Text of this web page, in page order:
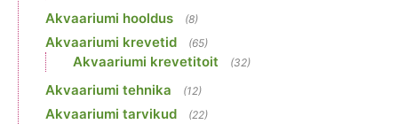
Akvaariumi hooldus (8)
Akvaariumi krevetid (65)
Akvaariumi krevetitoit (32)
Akvaariumi tehnika (12)
Akvaariumi tarvikud (22)